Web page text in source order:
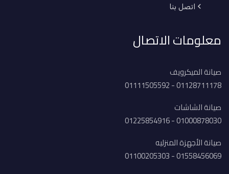
اتصل بنا
معلومات الاتصال
صيانة الميكرويف
01128711178 - 01111505592
صيانة الشاشات
01000878030 - 01225854916
صيانة الأجهزة المنزليه
01558456069 - 01100205303